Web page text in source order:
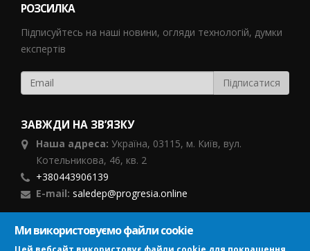
РОЗСИЛКА
Підписуйтесь на наші новини, огляди технологій, думки
експертів
ЗАВЖДИ НА ЗВ’ЯЗКУ
Наша адреса: Україна, 03115, м. Київ, вул.
Котельникова, 46, кв. 2
+380443906139
E-mail: saledep@progresia.online
ПІДПИСУЙСЯ
Ми використовуємо файли cookie